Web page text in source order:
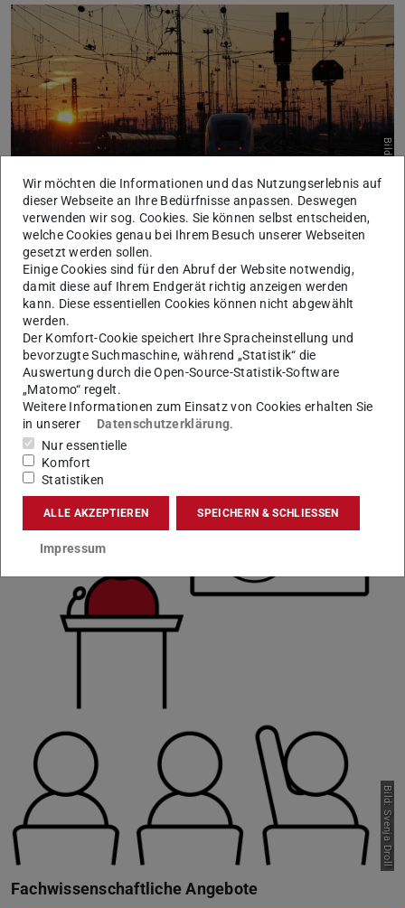
Bild: Amin Essid
M.Sc. Bahnverkehr, Mobilität und
Logistik
Bauen Sie Ihre Kenntnisse im Management des Systems
Eisenbahn aus, steigen Sie tiefer in dessen Teilbereiche
ein und lernen Sie die Wechselwirkungen mit den
Bereichen Mobiliät und Logistik kennen.
Mehr erfahren
Weitere Angebote
Fachwissenschaftliche Angebote
Bild: Svenja Droll
Wir möchten die Informationen und das Nutzungserlebnis auf
dieser Webseite an Ihre Bedürfnisse anpassen. Deswegen
verwenden wir sog. Cookies. Sie können selbst entscheiden,
welche Cookies genau bei Ihrem Besuch unserer Webseiten
gesetzt werden sollen.
Einige Cookies sind für den Abruf der Website notwendig,
damit diese auf Ihrem Endgerät richtig anzeigen werden
kann. Diese essentiellen Cookies können nicht abgewählt
werden.
Der Komfort-Cookie speichert Ihre Spracheinstellung und
bevorzugte Suchmaschine, während „Statistik“ die
Auswertung durch die Open-Source-Statistik-Software
„Matomo“ regelt.
Weitere Informationen zum Einsatz von Cookies erhalten Sie
in unserer
Datenschutzerklärung.
Nur essentielle
Komfort
Statistiken
ALLE AKZEPTIEREN SPEICHERN & SCHLIESSEN
Impressum